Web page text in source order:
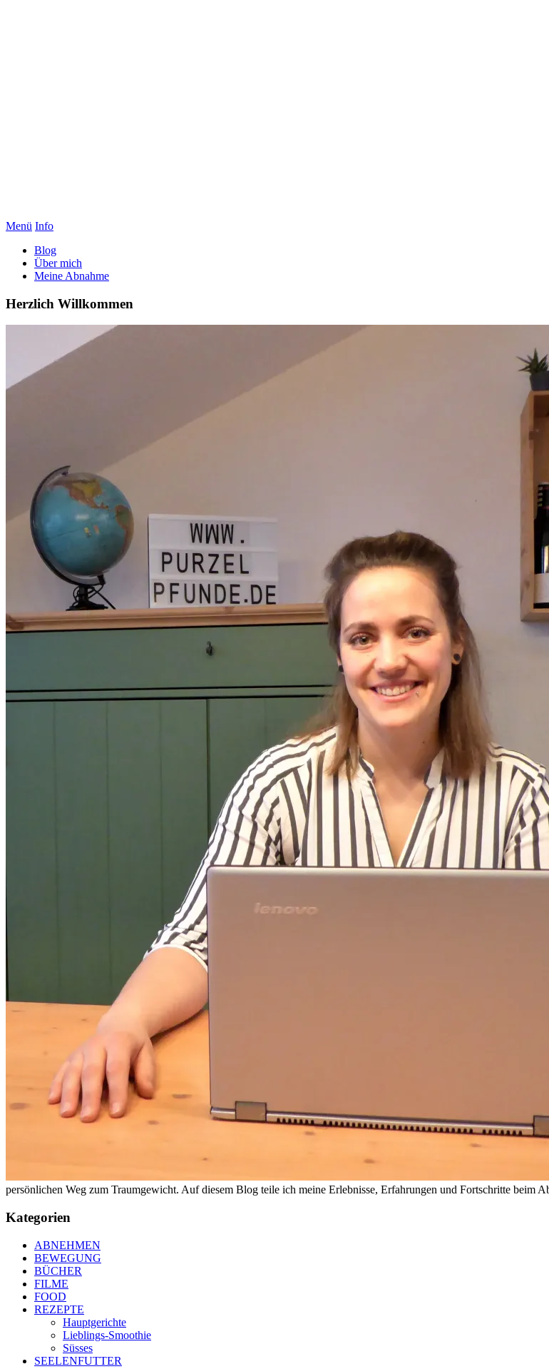
Menü Info
Blog
Über mich
Meine Abnahme
Herzlich Willkommen
persönlichen Weg zum Traumgewicht. Auf diesem Blog teile ich meine Erlebnisse, Erfahrungen und Fortschritte beim
Kategorien
ABNEHMEN
BEWEGUNG
BÜCHER
FILME
FOOD
REZEPTE
Hauptgerichte
Lieblings-Smoothie
Süsses
SEELENFUTTER